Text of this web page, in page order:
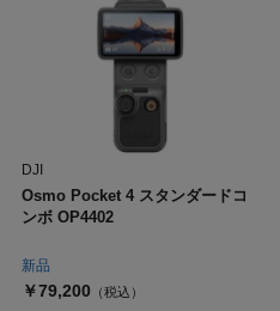
新品
DJI
Osmo Pocket 4 スタンダードコ
ンボ OP4402
￥79,200 （税込）